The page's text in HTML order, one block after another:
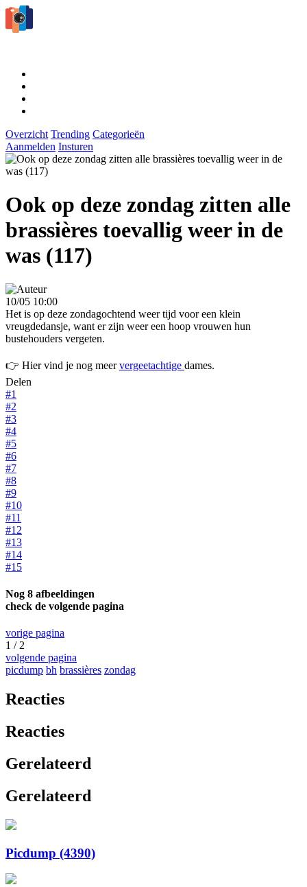
Overzicht Trending Categorieën
Aanmelden Insturen
Ook op deze zondag zitten alle
brassières toevallig weer in de
was (117)
10/05 10:00
Het is op deze zondagochtend weer tijd voor een klein
vreugdedansje, want er zijn weer een hoop vrouwen hun
bustehouders vergeten.
👉 Hier vind je nog meervergeetachtige dames.
Delen
#1
#2
#3
#4
#5
#6
#7
#8
#9
#10
#11
#12
#13
#14
#15
Nog 8 afbeeldingen
check de volgende pagina
vorige pagina
1 / 2
volgende pagina
picdump bh brassières zondag
Reacties
Reacties
Gerelateerd
Gerelateerd
Picdump (4390)